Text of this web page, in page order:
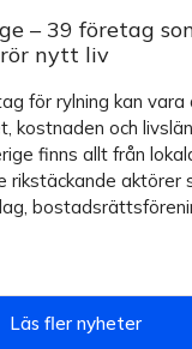
– 39 företag
nytt liv
för rylning kan vara
kostnaden och
finns allt från
rikstäckande aktörer
Läs fler nyheter